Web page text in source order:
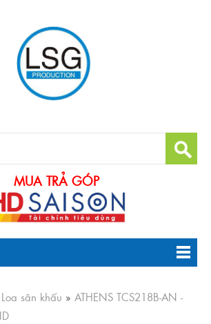
MUA TRẢ GÓP
Loa sân khấu » ATHENS TCS218B-AN -